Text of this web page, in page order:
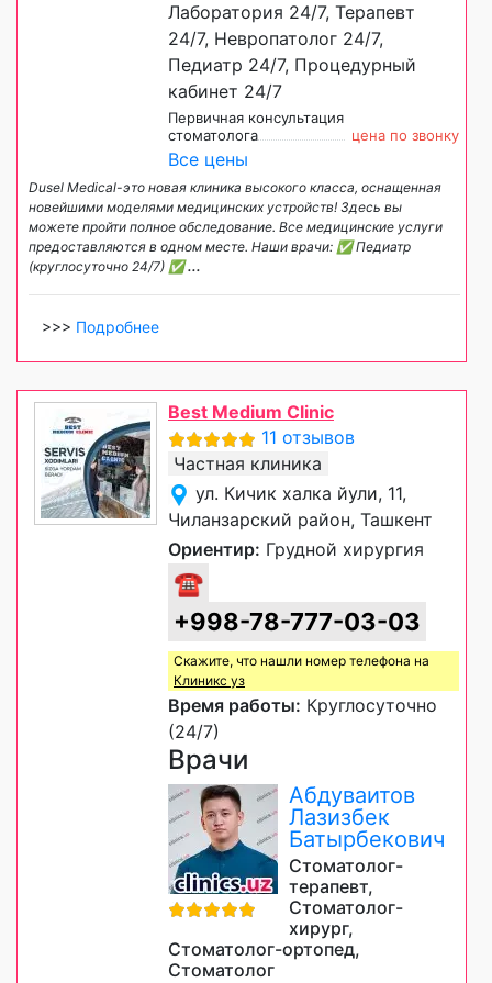
Лаборатория 24/7, Терапевт
24/7, Невропатолог 24/7,
Педиатр 24/7, Процедурный
кабинет 24/7
Первичная консультация
стоматолога
цена по звонку
Все цены
Dusel Medical-это новая клиника высокого класса, оснащенная
новейшими моделями медицинских устройств! Здесь вы
можете пройти полное обследование. Все медицинские услуги
предоставляются в одном месте. Наши врачи: ✅ Педиатр
(круглосуточно 24/7) ✅...
>>> Подробнее
Best Medium Clinic
11 отзывов
Частная клиника
ул. Кичик халка йули, 11,
Чиланзарский район, Ташкент
Ориентир: Грудной хирургия
☎
+998-78-777-03-03
Скажите, что нашли номер телефона на
Клиникс уз
Время работы: Круглосуточно
(24/7)
Врачи
Абдуваитов
Лазизбек
Батырбекович
Стоматолог-
терапевт,
Стоматолог-
хирург,
Стоматолог-ортопед,
Стоматолог